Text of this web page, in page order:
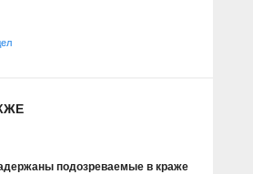
подозреваемые в краже